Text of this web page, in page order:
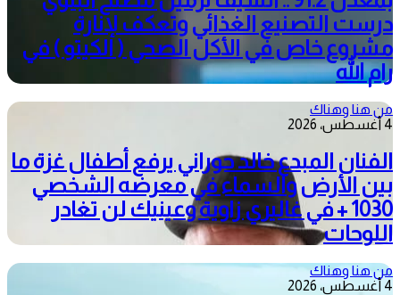
درست التصنيع الغذائي وتعكف لإنارة
مشروع خاص في الأكل الصحي ( الكيتو ) في
رام الله
من هنا وهناك
4 أغسطس، 2026
الفنان المبدع خالد حوراني يرفع أطفال غزة ما
بين الأرض والسماء في معرضه الشخصي
1030 + في غاليري زاوية وعينيك لن تغادر
اللوحات
من هنا وهناك
4 أغسطس، 2026